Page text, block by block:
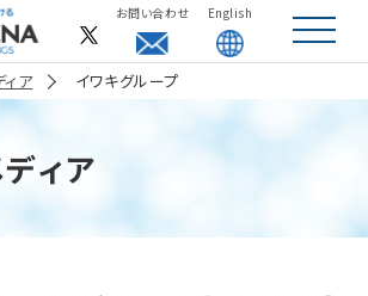
お問い合わせ English
toggle
ア イワキグループ
ィア